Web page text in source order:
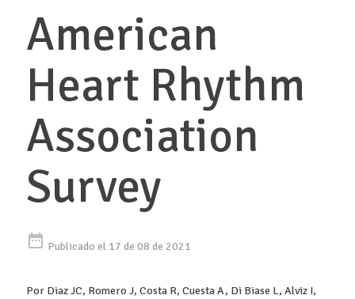
American
Heart Rhythm
Association
Survey
date_range Publicado el 17 de 08 de 2021
Por Diaz JC, Romero J, Costa R, Cuesta A, Di Biase L, Alviz I,